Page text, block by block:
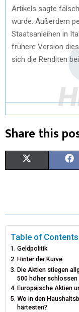
Artikels sagte
wurde. Außerdem
Staatsanleihen in
frühere Version
sich die Renditen
Share this
W
T
T
E
R
Table of Contents
Geldpolitik
Hinter der Kurve
Die Aktien stiegen
500 höher schlossen
Europäische Aktien
Wo in den
härtesten?